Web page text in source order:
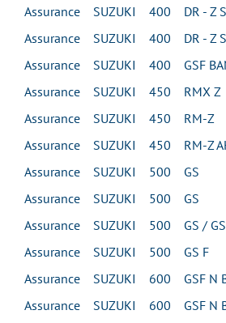
Assurance SUZUKI 400 DR - Z S
Assurance SUZUKI 400 DR - Z
Assurance SUZUKI 400 GSF
Assurance SUZUKI 450 RMX Z
Assurance SUZUKI 450 RM-Z
Assurance SUZUKI 450 RM-Z
Assurance SUZUKI 500 GS
Assurance SUZUKI 500 GS
Assurance SUZUKI 500 GS /
Assurance SUZUKI 500 GS F
Assurance SUZUKI 600 GSF N
Assurance SUZUKI 600 GSF N